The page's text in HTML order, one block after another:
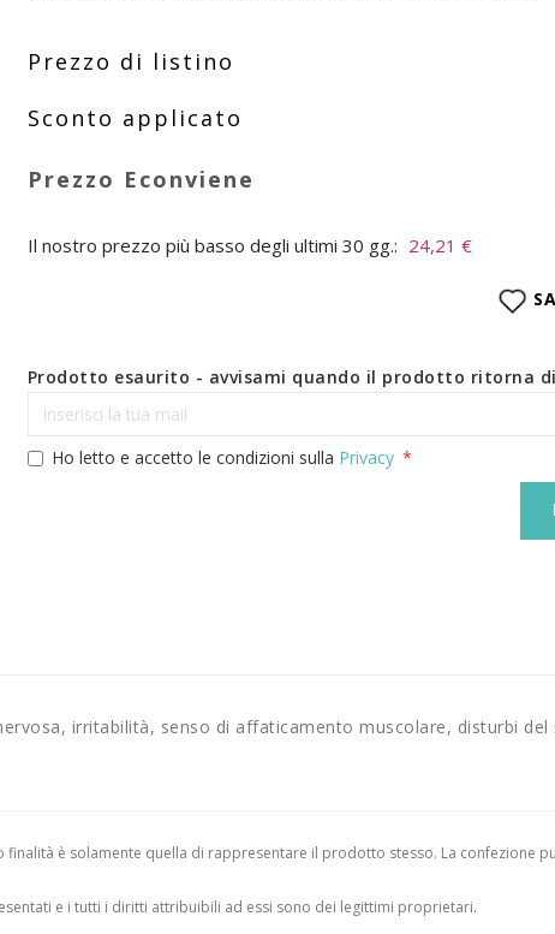
Il nostro prezzo più basso degli ultimi 30 gg.: 24,21 €
Prodotto esaurito - avvisami quando il prodotto ritorna
Ho letto e accetto le condizioni sulla Privacy
irritabilità, senso di affaticamento muscolare, disturbi del
è solamente quella di rappresentare il prodotto stesso. La confezione
e i tutti i diritti attribuibili ad essi sono dei legittimi proprietari.